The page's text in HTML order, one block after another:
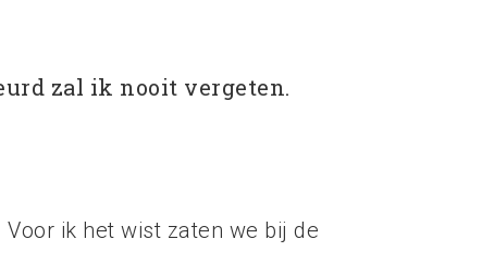
zal ik nooit vergeten.
ik het wist zaten we bij de